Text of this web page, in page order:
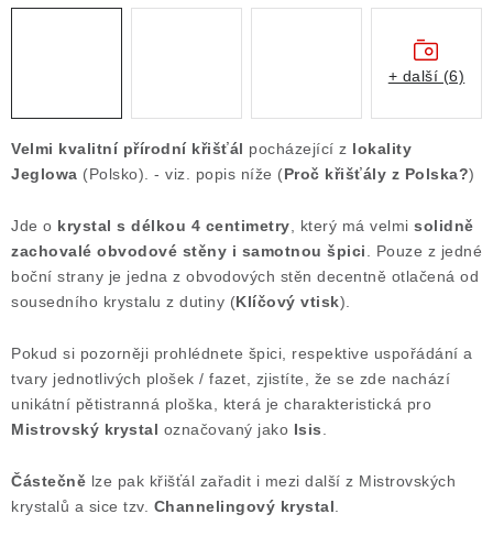
Ochrana osobních údajů
Formulář pro uplatnění reklamace
Formulář pro odstoupení od smlouvy
Poučení o právu na odstoupení od smlouvy
Velmi kvalitní přírodní křišťál pocházející z lokality
Jeglowa (Polsko). - viz. popis níže (Proč křišťály z Polska?)
Jde o krystal s délkou 4 centimetry , který má velmi solidně
zachovalé obvodové stěny i samotnou špici . Pouze z jedné
boční strany je jedna z obvodových stěn decentně otlačená od
sousedního krystalu z dutiny (Klíčový vtisk).
Pokud si pozorněji prohlédnete špici, respektive uspořádání a
tvary jednotlivých plošek / fazet, zjistíte, že se zde nachází
unikátní pětistranná ploška, která je charakteristická pro
Mistrovský krystal označovaný jako Isis
Částečně lze pak křišťál zařadit i mezi další z Mistrovských
krystalů a sice tzv. Channelingový krystal
+ další (6)